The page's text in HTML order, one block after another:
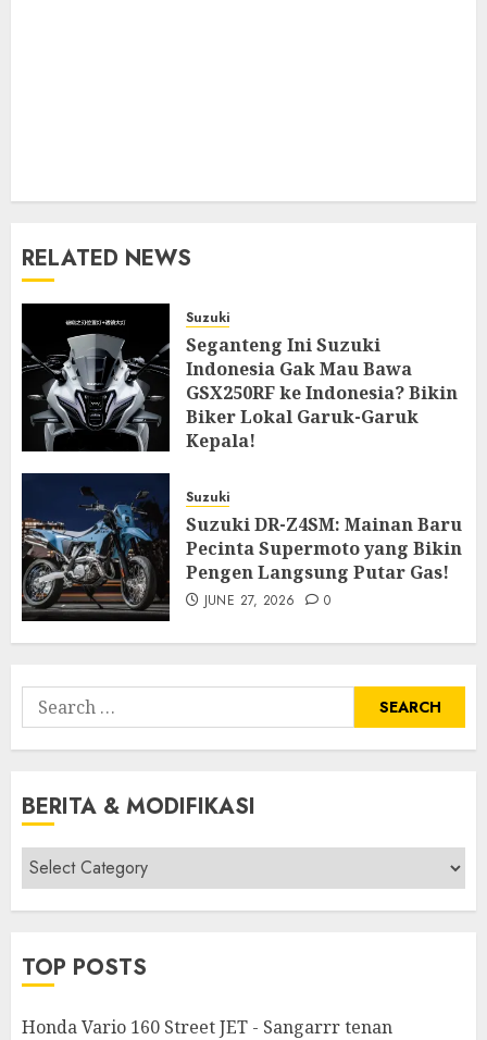
RELATED NEWS
Suzuki
Seganteng Ini Suzuki
Indonesia Gak Mau Bawa
GSX250RF ke Indonesia? Bikin
Biker Lokal Garuk-Garuk
Kepala!
Suzuki
Suzuki DR-Z4SM: Mainan Baru
Pecinta Supermoto yang Bikin
Pengen Langsung Putar Gas!
JUNE 27, 2026 0
Search
for:
BERITA & MODIFIKASI
Berita
&
Modifikasi
TOP POSTS
Honda Vario 160 Street JET - Sangarrr tenan